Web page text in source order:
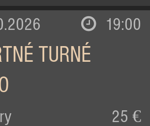
19:00
TURNÉ
25 €